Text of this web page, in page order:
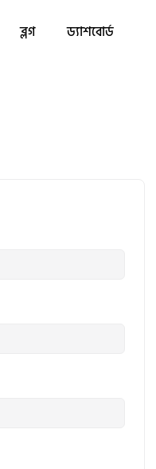
ব্লগ ড্যাশবোর্ড